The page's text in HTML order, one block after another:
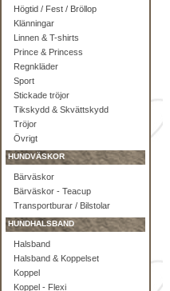
Högtid / Fest / Bröllop
Klänningar
Linnen & T-shirts
Prince & Princess
Regnkläder
Sport
Stickade tröjor
Tikskydd & Skvättskydd
Tröjor
Övrigt
HUNDVÄSKOR
Bärväskor
Bärväskor - Teacup
Transportburar / Bilstolar
HUNDHALSBAND
Halsband
Halsband & Koppelset
Koppel
Koppel - Flexi